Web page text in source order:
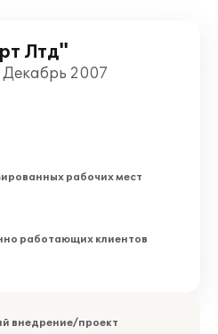
Лтд"
2007
рабочих мест
работающих клиентов
внедрение/проект